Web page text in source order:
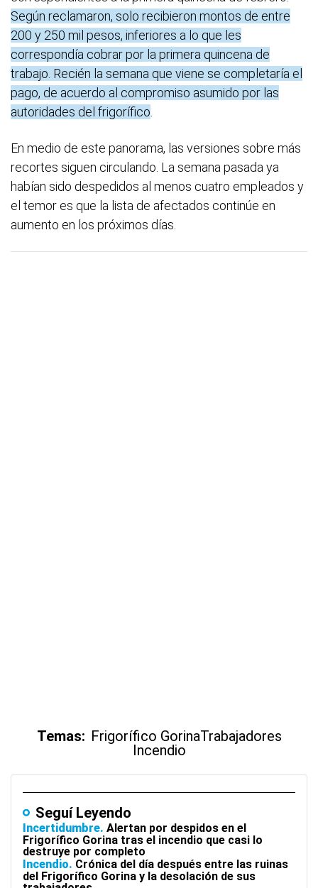
Según reclamaron, solo recibieron montos de entre
200 y 250 mil pesos, inferiores a lo que les
correspondía cobrar por la primera quincena de
trabajo. Recién la semana que viene se completaría el
pago, de acuerdo al compromiso asumido por las
autoridades del frigorífico
En medio de este panorama, las versiones sobre más
recortes siguen circulando. La semana pasada ya
habían sido despedidos al menos cuatro empleados y
el temor es que la lista de afectados continúe en
aumento en los próximos días.
Temas: Frigorífico GorinaTrabajadores
Incendio
Seguí Leyendo
Incertidumbre Alertan por despidos en el
Frigorífico Gorina tras el incendio que casi lo
destruye por completo
Incendio Crónica del día después entre las ruinas
del Frigorífico Gorina y la desolación de sus